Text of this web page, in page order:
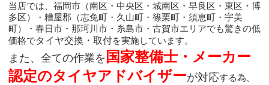
当店では、福岡市（南区・中央区・城南区・早良区・東区・博
多区）・糟屋郡（志免町・久山町・篠栗町・須恵町・宇美
町）・春日市・那珂川市・糸島市・古賀市エリアでも驚きの低
価格でタイヤ交換・取付を実施しています。
また、全ての作業を 国家整備士・メーカー
認定のタイヤアドバイザーが対応する為、